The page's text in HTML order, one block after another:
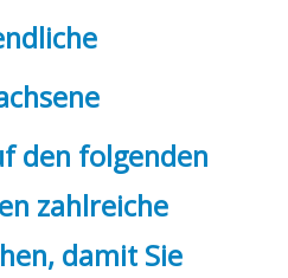
den folgenden
zahlreiche
damit Sie